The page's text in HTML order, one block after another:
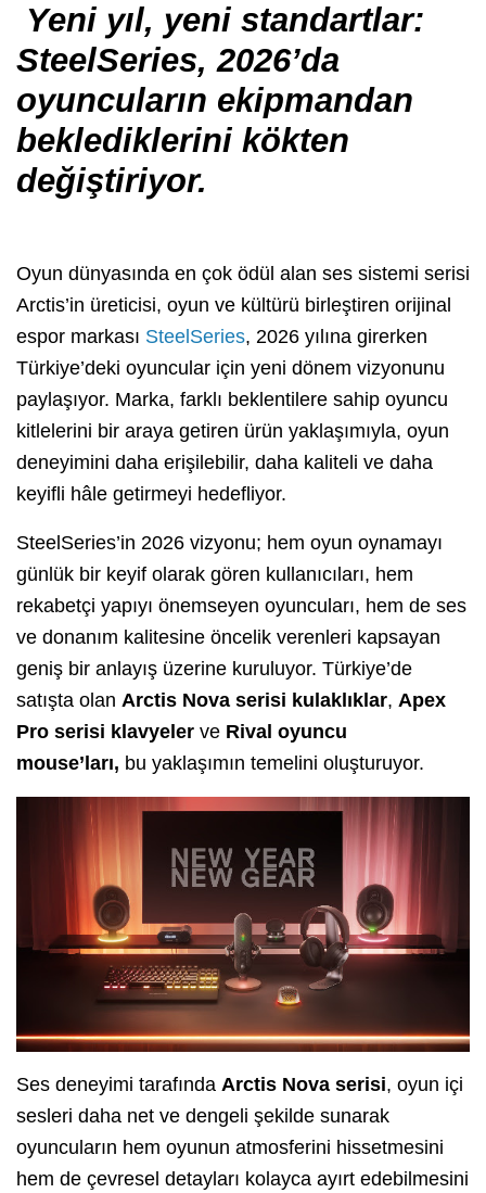
Yeni yıl, yeni standartlar:
SteelSeries, 2026’da
oyuncuların ekipmandan
beklediklerini kökten
değiştiriyor.
Oyun dünyasında en çok ödül alan ses sistemi serisi
Arctis’in üreticisi, oyun ve kültürü birleştiren orijinal
espor markası SteelSeries, 2026 yılına girerken
Türkiye’deki oyuncular için yeni dönem vizyonunu
paylaşıyor. Marka, farklı beklentilere sahip oyuncu
kitlelerini bir araya getiren ürün yaklaşımıyla, oyun
deneyimini daha erişilebilir, daha kaliteli ve daha
keyifli hâle getirmeyi hedefliyor.
SteelSeries’in 2026 vizyonu; hem oyun oynamayı
günlük bir keyif olarak gören kullanıcıları, hem
rekabetçi yapıyı önemseyen oyuncuları, hem de ses
ve donanım kalitesine öncelik verenleri kapsayan
geniş bir anlayış üzerine kuruluyor. Türkiye’de
satışta olan Arctis Nova serisi kulaklıklar, Apex
Pro serisi klavyeler ve Rival oyuncu
mouse’ları, bu yaklaşımın temelini oluşturuyor.
Ses deneyimi tarafında Arctis Nova serisi, oyun içi
sesleri daha net ve dengeli şekilde sunarak
oyuncuların hem oyunun atmosferini hissetmesini
hem de çevresel detayları kolayca ayırt edebilmesini